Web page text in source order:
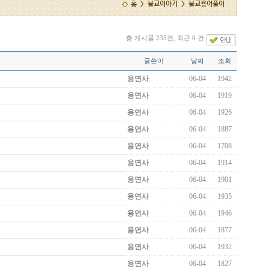
홈 > 불교이야기 > 불교용어풀이
총 게시물 235건, 최근 0 건
글쓴이 날짜 조회
용연사 06-04
1942
용연사 06-04
1919
용연사 06-04
1926
용연사 06-04
1887
용연사 06-04
1708
용연사 06-04
1914
용연사 06-04
1901
용연사 06-04
1935
용연사 06-04
1946
용연사 06-04
1877
용연사 06-04
1932
용연사 06-04 1827